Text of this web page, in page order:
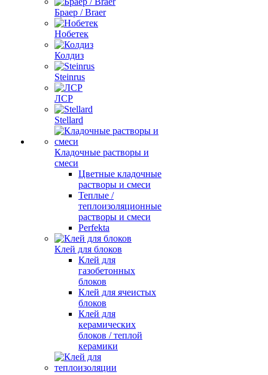
Браер / Braer
Нобетек
Колдиз
Steinrus
ЛСР
Stellard
Кладочные растворы и
смеси
Цветные кладочные
растворы и смеси
Теплые /
теплоизоляционные
растворы и смеси
Perfekta
Клей для блоков
Клей для
газобетонных
блоков
Клей для ячеистых
блоков
Клей для
керамических
блоков / теплой
керамики